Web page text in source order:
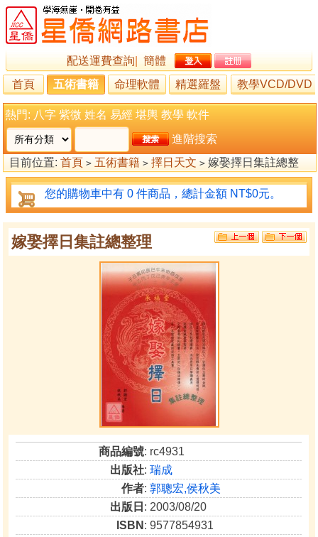
配送運費查詢
簡體
首頁
五術書籍 命理軟體 精選羅盤 教學VCD/DVD
熱門: 八字 紫微 姓名 易經 堪輿 教學 軟件
進階搜索
目前位置: 首頁 > 五術書籍 > 擇日天文 > 嫁娶擇日集註總整
理
您的購物車中有 0 件商品，總計金額 NT$0元。
嫁娶擇日集註總整理
商品編號: rc4931
出版社:瑞成
作者:郭聰宏,侯秋美
出版日 : 2003/08/20
ISBN : 9577854931